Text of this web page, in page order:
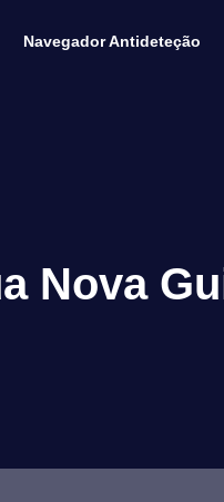
Navegador Antideteção
Nova